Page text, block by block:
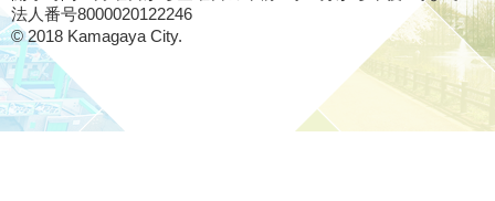
法人番号8000020122246
© 2018 Kamagaya City.